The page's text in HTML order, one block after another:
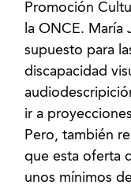
Promoción
la ONCE. María
supuesto para
discapacidad
ir a
Pero, también
que esta oferta
unos mínimos